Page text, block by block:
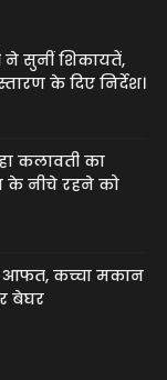
ने सुनीं शिकायतें,
के दिए निर्देश।
कलावती का
नीचे रहने को
आफत, कच्चा मकान
बेघर